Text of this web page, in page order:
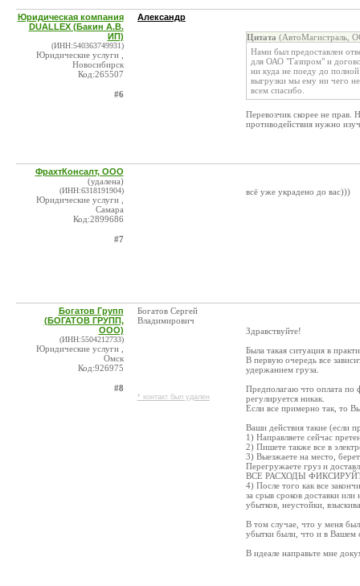
Юридическая компания
DUALLEX (Бакин А.В.
ИП)
(ИНН:540363749931)
Юридические услуги ,
Новосибирск
Код:265507
#6
Александр
Цитата (АвтоМагистраль,
Нами был предоставлен
для ОАО "Газпром" и
ни куда не поеду до полной
выгрузки мы ему ни чего
всем спасибо.
Перевозчик скорее не прав.
противодействия нужно
ФрахтКонсалт, ООО
(удалена)
(ИНН:6318191904)
Юридические услуги ,
Самара
Код:2899686
#7
всё уже украдено до вас)))
Богатов Групп
(БОГАТОВ ГРУПП,
ООО)
(ИНН:5504212733)
Юридические услуги ,
Омск
Код:926975
#8
Богатов Сергей
Владимирович
* контакт был удален
Здравствуйте!
Была такая ситуация в
В первую очередь все
удержанием груза.
Предполагаю что оплата по
регулируется никак.
Если все примерно так, то
Ваши действия такие (если
1) Направляете сейчас
2) Пишете также все в
3) Выезжаете на место,
Перегружаете груз и
ВСЕ РАСХОДЫ
4) После того как все
за срыв сроков доставки
убытков, неустойки,
В том случае, что у меня
убытки были, что и в Вашем
В идеале направьте мне